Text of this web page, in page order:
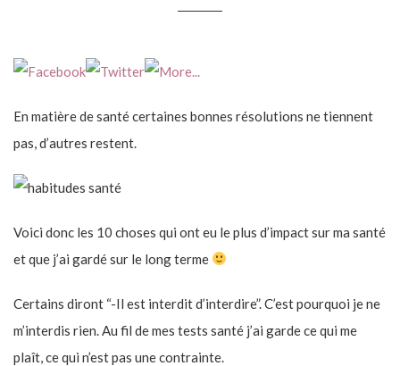
En matière de santé certaines bonnes résolutions ne tiennent
pas, d’autres restent.
Voici donc les 10 choses qui ont eu le plus d’impact sur ma santé
et que j’ai gardé sur le long terme
Certains diront “-Il est interdit d’interdire”. C’est pourquoi je ne
m’interdis rien. Au fil de mes tests santé j’ai garde ce qui me
plaît, ce qui n’est pas une contrainte.